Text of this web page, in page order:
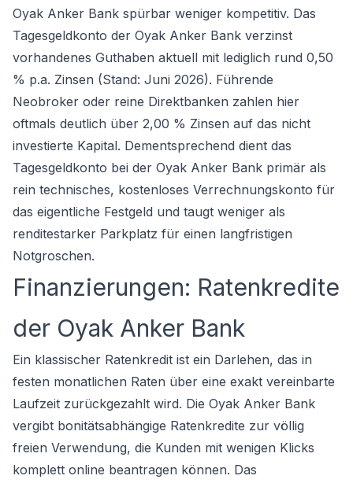
Oyak Anker Bank spürbar weniger kompetitiv. Das
Tagesgeldkonto der Oyak Anker Bank verzinst
vorhandenes Guthaben aktuell mit lediglich rund 0,50
% p.a. Zinsen (Stand: Juni 2026). Führende
Neobroker oder reine Direktbanken zahlen hier
oftmals deutlich über 2,00 % Zinsen auf das nicht
investierte Kapital. Dementsprechend dient das
Tagesgeldkonto bei der Oyak Anker Bank primär als
rein technisches, kostenloses Verrechnungskonto für
das eigentliche Festgeld und taugt weniger als
renditestarker Parkplatz für einen langfristigen
Notgroschen.
Finanzierungen: Ratenkredite
der Oyak Anker Bank
Ein klassischer Ratenkredit ist ein Darlehen, das in
festen monatlichen Raten über eine exakt vereinbarte
Laufzeit zurückgezahlt wird. Die Oyak Anker Bank
vergibt bonitätsabhängige Ratenkredite zur völlig
freien Verwendung, die Kunden mit wenigen Klicks
komplett online beantragen können. Das